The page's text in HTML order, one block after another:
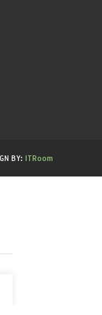
BY: ITRoom